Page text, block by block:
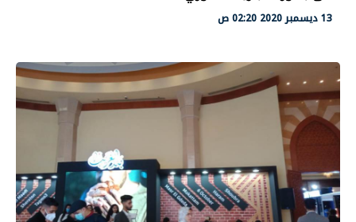
13 ديسمبر 2020 02:20 ص